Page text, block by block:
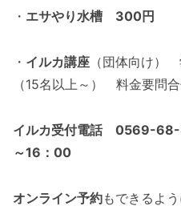
・ エサやり水槽 300円
・ イルカ講座 （団体向け）
（15名以上～） 料金要問
イルカ受付電話 0569-
～16：00
オンライン予約もできるよ